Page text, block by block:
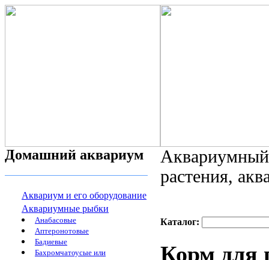
Домашний аквариум
Аквариум и его оборудование
Аквариумные рыбки
Анабасовые
Аптеронотовые
Бадиевые
Бахромчатоусые или
растения,
Каталог:
Корм для